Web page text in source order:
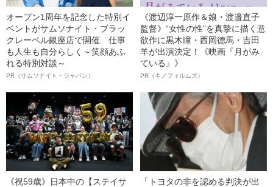
オープン1周年を記念した特別イ
ベントがサムソナイト・ブラッ
クレーベル銀座店で開催 仕事
も人生も自分らしく～笑顔あふ
れる特別対談～
PR（サムソナイト・ジャパン）
《渡辺淳一原作＆娘・渡邉直子
監督》“女性の性”を真摯に描く意
欲作に黒木瞳・西岡德馬・吉田
羊が出演決定！《映画『月がみ
ている』》
PR（キノフィルムズ）
《祝59歳》日本中の【ステイサ
「トヨタの非を認める判決が出